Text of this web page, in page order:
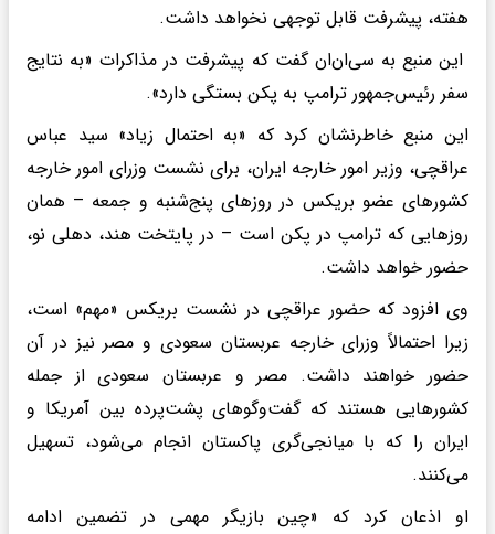
هفته، پیشرفت قابل توجهی نخواهد داشت.
این منبع به سی‌ان‌ان گفت که پیشرفت در مذاکرات «به نتایج
سفر رئیس‌جمهور ترامپ به پکن بستگی دارد».
این منبع خاطرنشان کرد که «به احتمال زیاد» سید عباس
عراقچی، وزیر امور خارجه ایران، برای نشست وزرای امور خارجه
کشورهای عضو بریکس در روزهای پنج‌شنبه و جمعه – همان
روزهایی که ترامپ در پکن است – در پایتخت هند، دهلی نو،
حضور خواهد داشت.
وی افزود که حضور عراقچی در نشست بریکس «مهم» است،
زیرا احتمالاً وزرای خارجه عربستان سعودی و مصر نیز در آن
حضور خواهند داشت. مصر و عربستان سعودی از جمله
کشورهایی هستند که گفت‌وگوهای پشت‌پرده بین آمریکا و
ایران را که با میانجی‌گری پاکستان انجام می‌شود، تسهیل
می‌کنند.
او اذعان کرد که «چین بازیگر مهمی در تضمین ادامه